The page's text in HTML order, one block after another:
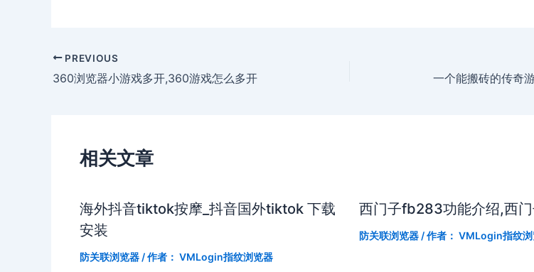
PREVIOUS
360浏览器小游戏多开,360游戏怎么多开 一个能搬砖的传奇
相关文章
海外抖音tiktok按摩_抖音国外tiktok 下载
安装
防关联浏览器 / 作者： VMLogin指纹浏览器
西门子fb283功能介绍,西
防关联浏览器/ 作者： VMLogin指纹浏